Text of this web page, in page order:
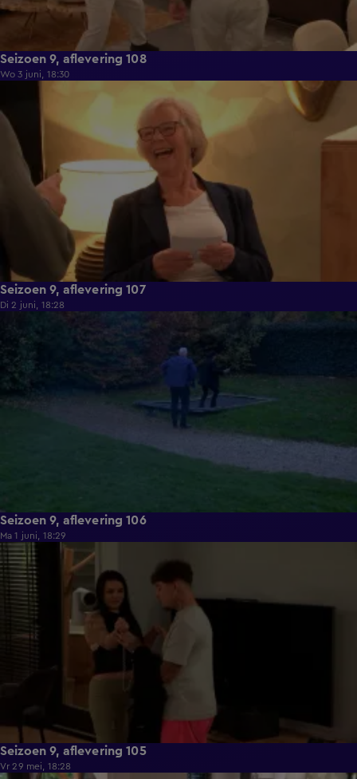
Seizoen 9, aflevering 108
Wo 3 juni, 18:30
Seizoen 9, aflevering 107
Di 2 juni, 18:28
Seizoen 9, aflevering 106
Ma 1 juni, 18:29
22:23
Seizoen 9, aflevering 105
Vr 29 mei, 18:28